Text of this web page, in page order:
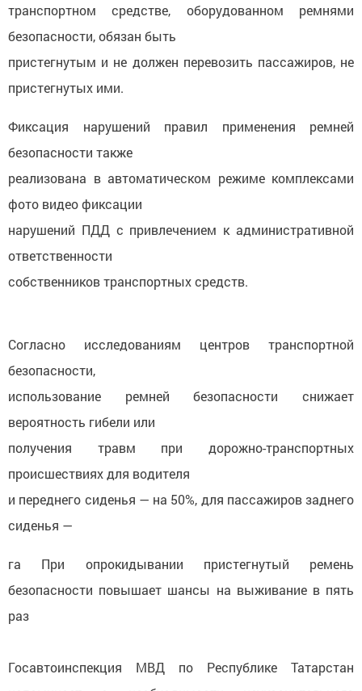
транспортном средстве, оборудованном ремнями
безопасности, обязан быть
пристегнутым и не должен перевозить пассажиров, не
пристегнутых ими.
Фиксация нарушений правил применения ремней
безопасности также
реализована в автоматическом режиме комплексами
фото видео фиксации
нарушений ПДД с привлечением к административной
ответственности
собственников транспортных средств.
Согласно исследованиям центров транспортной
безопасности,
использование ремней безопасности снижает
вероятность гибели или
получения травм при дорожно-транспортных
происшествиях для водителя
и переднего сиденья — на 50%, для пассажиров заднего
сиденья —
га При опрокидывании пристегнутый ремень
безопасности повышает шансы на выживание в пять
раз
Госавтоинспекция МВД по Республике Татарстан